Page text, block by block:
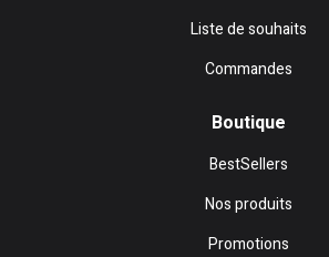
Liste de souhaits
Commandes
Boutique
BestSellers
Nos produits
Promotions